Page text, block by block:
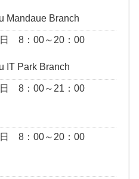
Mandaue Branch
日 8：00～20：00
IT Park Branch
日 8：00～21：00
日 8：00～20：00